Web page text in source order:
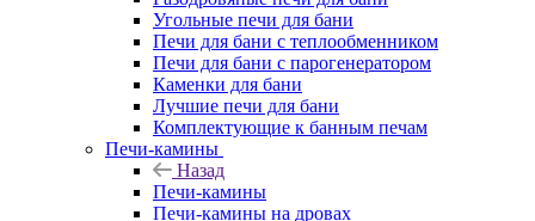
Угольные печи для бани
Печи для бани с теплообменником
Печи для бани с парогенератором
Каменки для бани
Лучшие печи для бани
Комплектующие к банным печам
Печи-камины
Назад
Печи-камины
Печи-камины на дровах